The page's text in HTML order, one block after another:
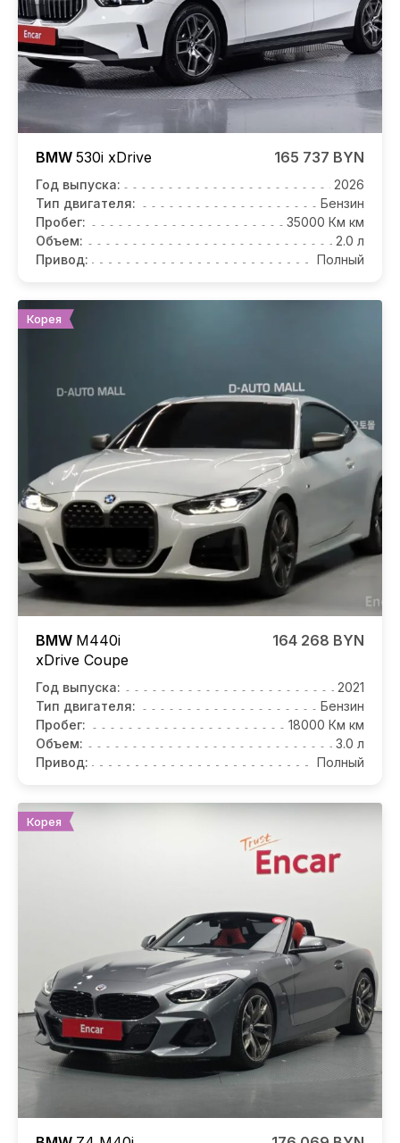
BMW 530i xDrive 165 737 BYN
Год выпуска:
2026
Тип двигателя:
Бензин
Пробег:
35000 Км км
Объем:
2.0 л
Привод:
Полный
Корея
BMW M440i
xDrive Coupe
164 268 BYN
Год выпуска:
2021
Тип двигателя:
Бензин
Пробег:
18000 Км км
Объем:
3.0 л
Привод:
Полный
Корея